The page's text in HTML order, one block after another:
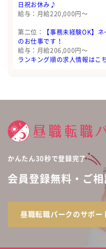
日祝お休み♪
給与：月給220,000円〜
第二位：
【事務未経験OK】
のお仕事です！
給与：月給206,000円〜
ランキング順の求人情報はこ
かんたん30秒で登録完了
会員登録無料・ご
昼職転職パークのサポー